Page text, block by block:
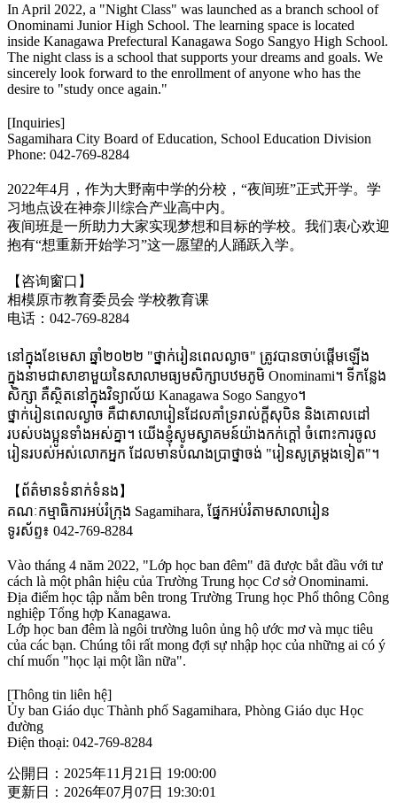
In April 2022, a "Night Class" was launched as a branch school of
Onominami Junior High School. The learning space is located
inside Kanagawa Prefectural Kanagawa Sogo Sangyo High School.
The night class is a school that supports your dreams and goals. We
sincerely look forward to the enrollment of anyone who has the
desire to "study once again."
[Inquiries]
Sagamihara City Board of Education, School Education Division
Phone: 042-769-8284
2022年4月，作为大野南中学的分校，“夜间班”正式开学。学
习地点设在神奈川综合产业高中内。
夜间班是一所助力大家实现梦想和目标的学校。我们衷心欢迎
抱有“想重新开始学习”这一愿望的人踊跃入学。
【咨询窗口】
相模原市教育委员会 学校教育课
电话：042-769-8284
នៅក្នុងខែមេសា ឆ្នាំ២០២២ "ថ្នាក់រៀនពេលល្ងាច" ត្រូវបានចាប់ផ្តើមឡើង
ក្នុងនាមជាសាខាមួយនៃសាលាមធ្យមសិក្សាបឋមភូមិ Onominami។ ទីកន្លែង
សិក្សា គឺស្ថិតនៅក្នុងវិទ្យាល័យ Kanagawa Sogo Sangyo។
ថ្នាក់រៀនពេលល្ងាច គឺជាសាលារៀនដែលគាំទ្ររាល់ក្តីសុបិន និងគោលដៅ
របស់បងប្អូនទាំងអស់គ្នា។ យើងខ្ញុំសូមស្វាគមន៍យ៉ាងកក់ក្តៅ ចំពោះការចូល
រៀនរបស់អស់លោកអ្នក ដែលមានបំណងប្រាថ្នាចង់ "រៀនសូត្រម្តងទៀត"។
【ព័ត៌មានទំនាក់ទំនង】
គណៈកម្មាធិការអប់រំក្រុង Sagamihara, ផ្នែកអប់រំតាមសាលារៀន
ទូរស័ព្ទ៖ 042-769-8284
Vào tháng 4 năm 2022, "Lớp học ban đêm" đã được bắt đầu với tư
cách là một phân hiệu của Trường Trung học Cơ sở Onominami.
Địa điểm học tập nằm bên trong Trường Trung học Phổ thông Công
nghiệp Tổng hợp Kanagawa.
Lớp học ban đêm là ngôi trường luôn ủng hộ ước mơ và mục tiêu
của các bạn. Chúng tôi rất mong đợi sự nhập học của những ai có ý
chí muốn "học lại một lần nữa".
[Thông tin liên hệ]
Ủy ban Giáo dục Thành phố Sagamihara, Phòng Giáo dục Học
đường
Điện thoại: 042-769-8284
公開日：2025年11月21日 19:00:00
更新日：2026年07月07日 19:30:01